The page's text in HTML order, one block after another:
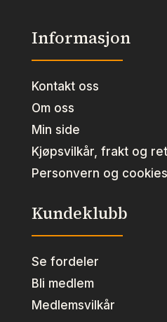
Informasjon
Kontakt oss
Om oss
Min side
Kjøpsvilkår, frakt og
Personvern og cookies
Kundeklubb
Se fordeler
Bli medlem
Medlemsvilkår